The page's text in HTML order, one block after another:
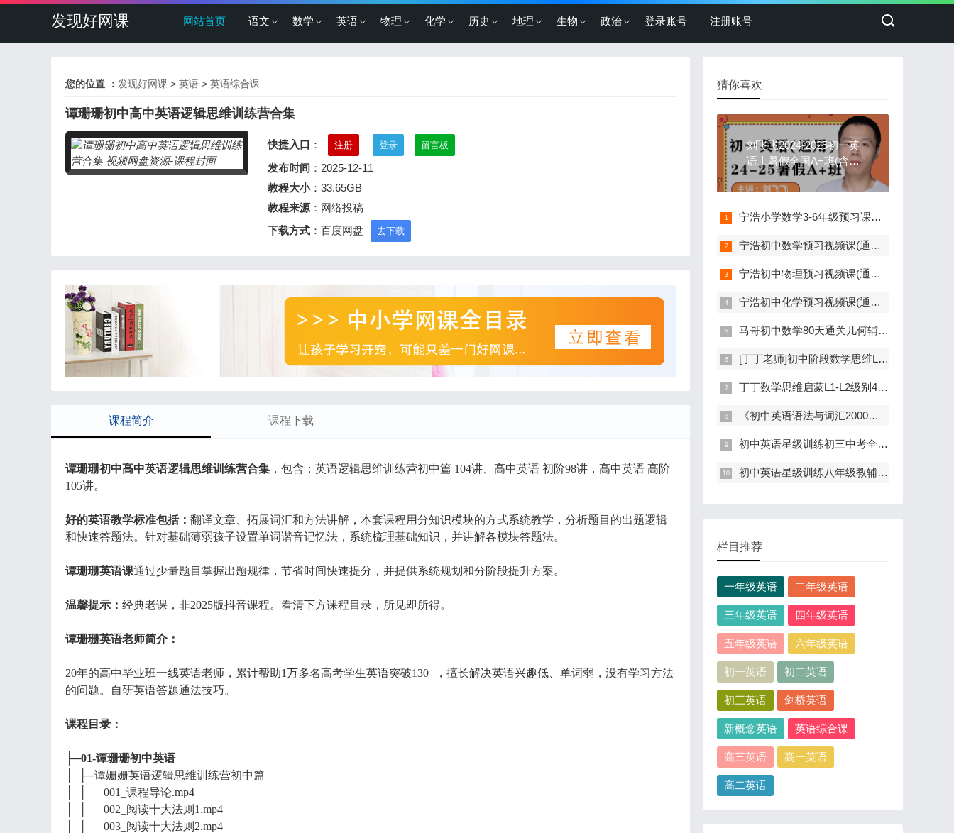
发现好网课 网站首页 语文 数学 英语 物理 化学 历史 地理 生物 政治 登录账号 注册账号
您的位置 ： 发现好网课 > 英语 > 英语综合课
谭珊珊初中高中英语逻辑思维训练营合集
快捷入口 ： 注册 登录 留言板
发布时间 ：2025-12-11
教程大小：33.65GB
教程来源 ：网络投稿
下载方式 ：百度网盘 去下载
课程简介 课程下载
谭珊珊初中高中英语逻辑思维训练营合集 ，包含：英语逻辑思维训练营初中篇 104讲、高中英语 初阶98讲，高中英语 高阶
105讲。
好的英语教学标准包括： 翻译文章、拓展词汇和方法讲解，本套课程用分知识模块的方式系统教学，分析题目的出题逻辑
和快速答题法。针对基础薄弱孩子设置单词谐音记忆法，系统梳理基础知识，并讲解各模块答题法。
谭珊珊英语课通过少量题目掌握出题规律，节省时间快速提分，并提供系统规划和分阶段提升方案。
温馨提示： 经典老课，非2025版抖音课程。看清下方课程目录，所见即所得。
谭珊珊英语老师简介：
20年的高中毕业班一线英语老师，累计帮助1万多名高考学生英语突破130+，擅长解决英语兴趣低、单词弱，没有学习方法
的问题。自研英语答题通法技巧。
课程目录：
├─01-谭珊珊初中英语
│ ├─谭姗姗英语逻辑思维训练营初中篇
│ │ 001_课程导论.mp4
│ │ 002_阅读十大法则1.mp4
│ │ 003_阅读十大法则2.mp4
猜你喜欢
刘飞飞2024-2025初一英
语上暑假全国A+班(含讲
义)
宁浩小学数学3-6年级预习课合集(通用版 含pdf讲义)
宁浩初中数学预习视频课(通用版 含pdf讲义)
宁浩初中物理预习视频课(通用版 含pdf讲义)
宁浩初中化学预习视频课(通用版 含pdf讲义)
马哥初中数学80天通关几何辅助线80讲全(含电子讲义)
[丁丁老师]初中阶段数学思维L7-L8学习视频合集(含电子讲义)
丁丁数学思维启蒙L1-L2级别40讲(视频+讲义+作业)
《初中英语语法与词汇2000题 单项训练篇》教辅讲解课
初中英语星级训练初三中考全册同步讲解(阅读+完型)
初中英语星级训练八年级教辅同步讲解课40节(阅读+完型)
栏目推荐
一年级英语 二年级英语
三年级英语 四年级英语
五年级英语 六年级英语
初一英语 初二英语
初三英语 剑桥英语
新概念英语 英语综合课
高三英语 高一英语
高二英语